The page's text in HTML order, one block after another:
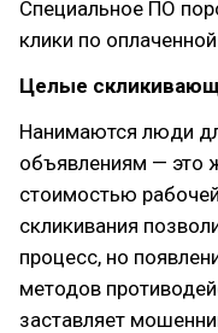
Специальное ПО
клики по
Целые
Нанимаются люди
объявлениям — это
стоимостью
скликивания
процесс, но
методов
заставляет